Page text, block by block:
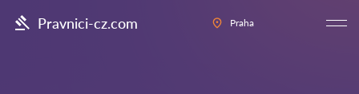
Pravnici-cz.com Praha